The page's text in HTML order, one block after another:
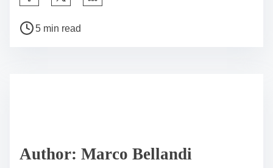
a
p
P
t
5 min read
Author: Marco Bellandi